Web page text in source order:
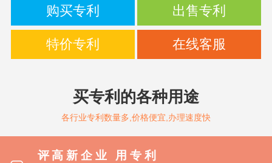
购买专利 出售专利
特价专利 在线客服
买专利的各种用途
各行业专利数量多,价格便宜,办理速度快
评高新企业 用专利